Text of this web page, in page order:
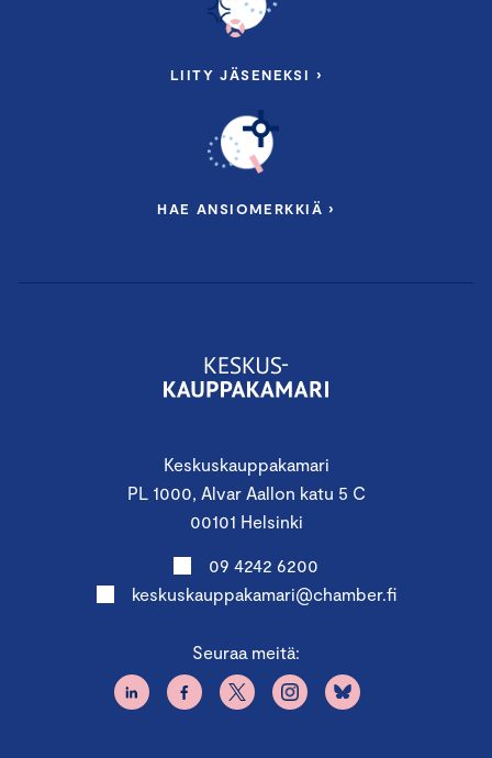
Keskuskauppakamari
PL 1000, Alvar Aallon katu 5 C
00101 Helsinki
09 4242 6200
keskuskauppakamari@chamber.fi
Seuraa meitä:
LIITY JÄSENEKSI ›
HAE ANSIOMERKKIÄ ›